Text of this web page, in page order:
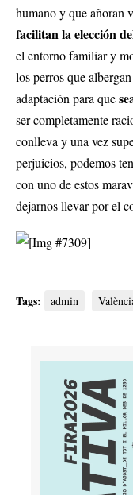
humano y que añoran
facilitan la elección
el entorno familiar y
los perros que
adaptación para que
ser completamente
conlleva y una vez
perjuicios, podemos
con uno de estos
dejarnos llevar por el
Tags: admin